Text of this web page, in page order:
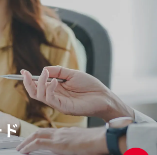
ド